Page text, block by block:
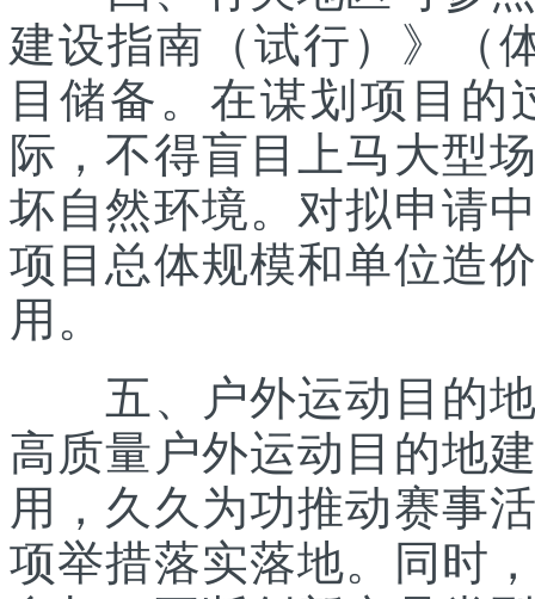
建设指南（试行）》（
目储备。在谋划项目
际，不得盲目上马大型
坏自然环境。对拟申请
项目总体规模和单位造
用。
五、户外运动目的地
高质量户外运动目的地
用，久久为功推动赛事
项举措落实落地。同时